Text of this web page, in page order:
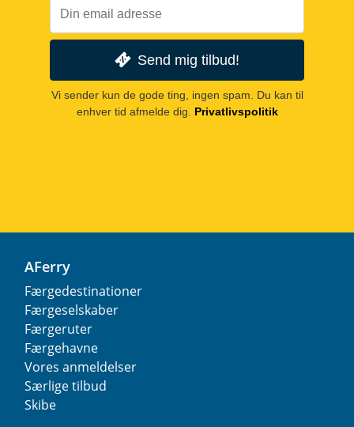
Send mig tilbud!
Vi sender kun de gode ting, ingen spam. Du kan til
enhver tid afmelde dig.
Privatlivspolitik
AFerry
Færgedestinationer
Færgeselskaber
Færgeruter
Færgehavne
Vores anmeldelser
Særlige tilbud
Skibe